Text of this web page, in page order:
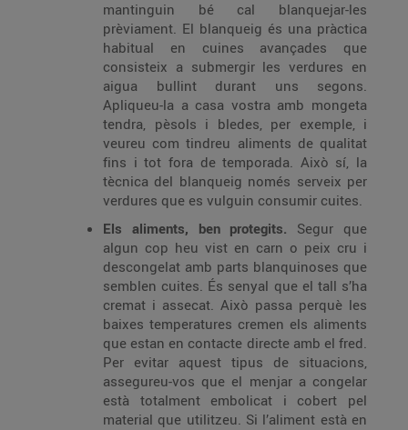
mantinguin bé cal blanquejar-les
prèviament. El blanqueig és una pràctica
habitual en cuines avançades que
consisteix a submergir les verdures en
aigua bullint durant uns segons.
Apliqueu-la a casa vostra amb mongeta
tendra, pèsols i bledes, per exemple, i
veureu com tindreu aliments de qualitat
fins i tot fora de temporada. Això sí, la
tècnica del blanqueig només serveix per
verdures que es vulguin consumir cuites.
Els aliments, ben protegits. Segur que
algun cop heu vist en carn o peix cru i
descongelat amb parts blanquinoses que
semblen cuites. És senyal que el tall s’ha
cremat i assecat. Això passa perquè les
baixes temperatures cremen els aliments
que estan en contacte directe amb el fred.
Per evitar aquest tipus de situacions,
assegureu-vos que el menjar a congelar
està totalment embolicat i cobert pel
material que utilitzeu. Si l’aliment està en